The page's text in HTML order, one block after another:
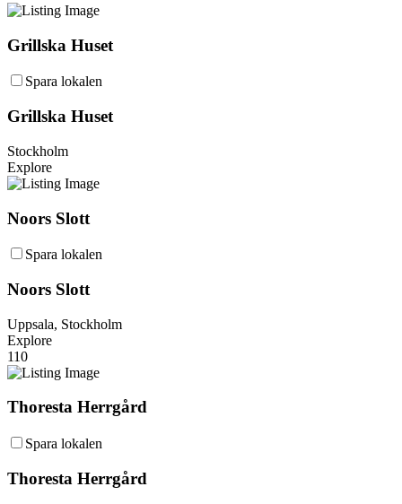
Grillska Huset
Spara lokalen
Grillska Huset
Stockholm
Explore
Noors Slott
Spara lokalen
Noors Slott
Uppsala, Stockholm
Explore
110
Thoresta Herrgård
Spara lokalen
Thoresta Herrgård